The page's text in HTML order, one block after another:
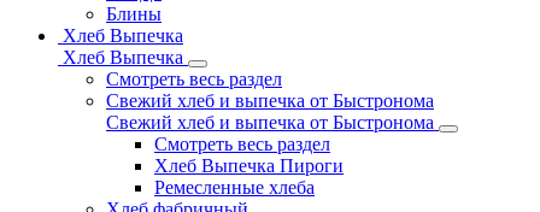
Блины
Хлеб Выпечка
Хлеб Выпечка
Смотреть весь раздел
Свежий хлеб и выпечка от Быстронома
Свежий хлеб и выпечка от Быстронома
Смотреть весь раздел
Хлеб Выпечка Пироги
Ремесленные хлеба